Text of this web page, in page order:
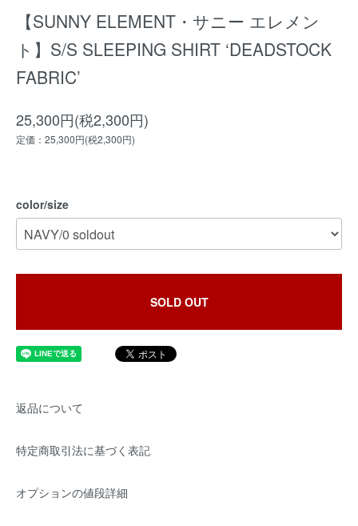
【SUNNY ELEMENT・サニー エレメン
ト】S/S SLEEPING SHIRT ‘DEADSTOCK
FABRIC’
25,300円(税2,300円)
定価：25,300円(税2,300円)
color/size
SOLD OUT
返品について
特定商取引法に基づく表記
オプションの値段詳細